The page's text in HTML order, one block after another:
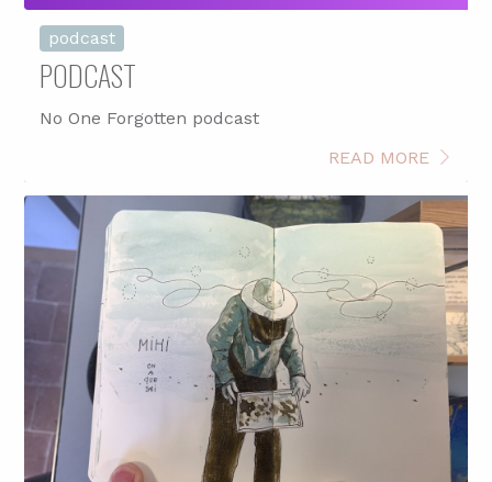
podcast
PODCAST
No One Forgotten podcast
READ MORE